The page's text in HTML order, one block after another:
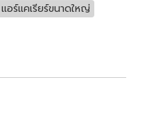
แอร์แคเรียร์ขนาดใหญ่